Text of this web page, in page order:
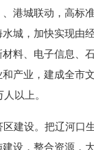
港城联动，高标
城，加快实现由
料、电子信息、
产业，建成全市
以上。
建设。把辽河口
设，整合资源，